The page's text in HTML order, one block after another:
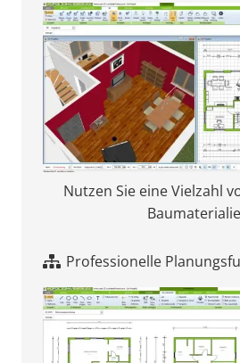
Nutzen Sie eine Vielzahl
Professionelle